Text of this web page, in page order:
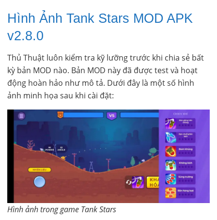
Hình Ảnh Tank Stars MOD APK
v2.8.0
Thủ Thuật luôn kiểm tra kỹ lưỡng trước khi chia sẻ bất
kỳ bản MOD nào. Bản MOD này đã được test và hoạt
động hoàn hảo như mô tả. Dưới đây là một số hình
ảnh minh họa sau khi cài đặt:
Hình ảnh trong game Tank Stars